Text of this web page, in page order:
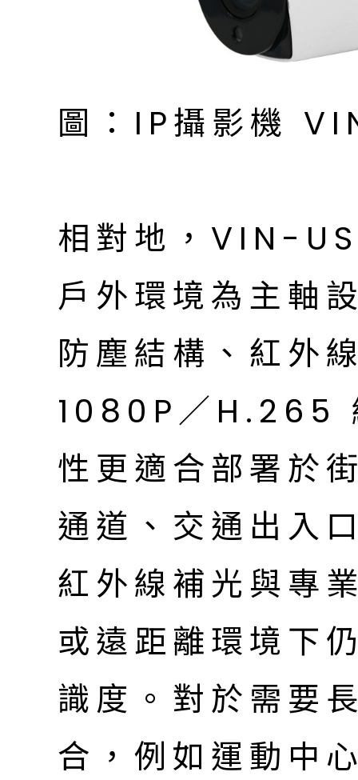
圖：IP攝影機
相對地，VIN-
戶外環境為主軸
防塵結構、紅外
1080P／H.265
性更適合部署於
通道、交通出入
紅外線補光與專
或遠距離環境下
識度。對於需要
合，例如運動中